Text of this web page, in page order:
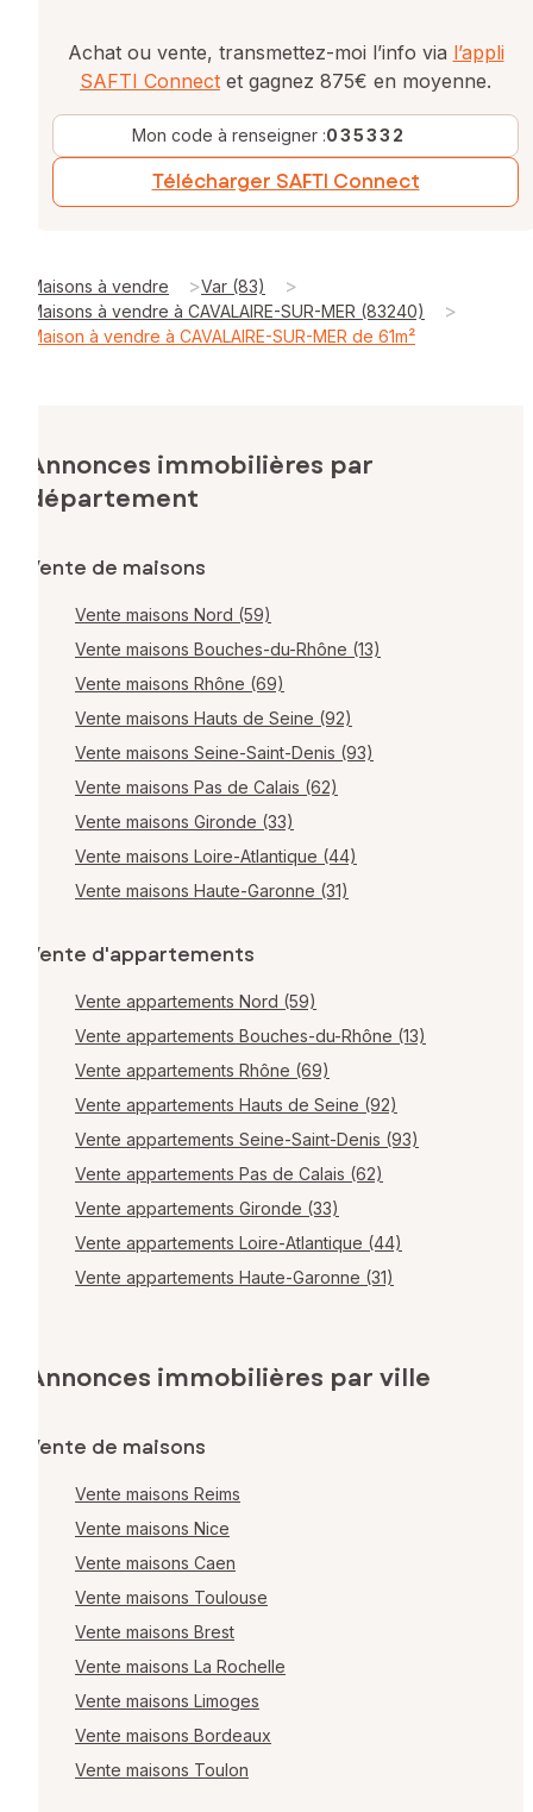
Achat ou vente, transmettez-moi l’info via l’appli
SAFTI Connect et gagnez 875€ en moyenne.
Mon code à renseigner :035332
Télécharger SAFTI Connect
Maisons à vendre >Var (83) >
Maisons à vendre à CAVALAIRE-SUR-MER (83240) >
Maison à vendre à CAVALAIRE-SUR-MER de 61m²
Annonces immobilières par
département
Vente de maisons
Vente maisons Nord (59)
Vente maisons Bouches-du-Rhône (13)
Vente maisons Rhône (69)
Vente maisons Hauts de Seine (92)
Vente maisons Seine-Saint-Denis (93)
Vente maisons Pas de Calais (62)
Vente maisons Gironde (33)
Vente maisons Loire-Atlantique (44)
Vente maisons Haute-Garonne (31)
Vente d'appartements
Vente appartements Nord (59)
Vente appartements Bouches-du-Rhône (13)
Vente appartements Rhône (69)
Vente appartements Hauts de Seine (92)
Vente appartements Seine-Saint-Denis (93)
Vente appartements Pas de Calais (62)
Vente appartements Gironde (33)
Vente appartements Loire-Atlantique (44)
Vente appartements Haute-Garonne (31)
Annonces immobilières par ville
Vente de maisons
Vente maisons Reims
Vente maisons Nice
Vente maisons Caen
Vente maisons Toulouse
Vente maisons Brest
Vente maisons La Rochelle
Vente maisons Limoges
Vente maisons Bordeaux
Vente maisons Toulon